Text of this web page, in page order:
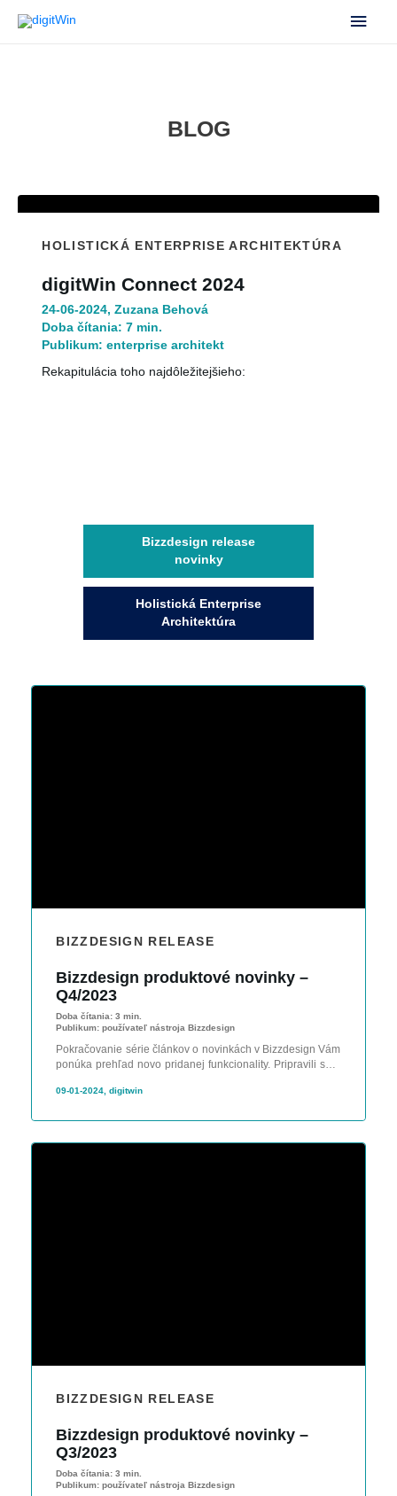
BLOG
HOLISTICKÁ ENTERPRISE ARCHITEKTÚRA
digitWin Connect 2024
24-06-2024, Zuzana Behová
Doba čítania: 7 min.
Publikum: enterprise architekt
Rekapitulácia toho najdôležitejšieho:
Bizzdesign release
novinky
Holistická Enterprise
Architektúra
BIZZDESIGN RELEASE
Bizzdesign produktové novinky –
Q4/2023
Doba čítania: 3 min.
Publikum: používateľ nástroja Bizzdesign
Pokračovanie série článkov o novinkách v Bizzdesign Vám
ponúka prehľad novo pridanej funkcionality. Pripravili sme
09-01-2024, digitwin
BIZZDESIGN RELEASE
Bizzdesign produktové novinky –
Q3/2023
Doba čítania: 3 min.
Publikum: používateľ nástroja Bizzdesign